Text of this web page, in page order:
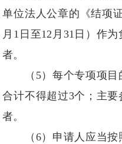
单位法人公章的《结项
月1日至12月31日）作
者。
（5）每个专项项目
合计不得超过3个；主
者。
（6）申请人应当按